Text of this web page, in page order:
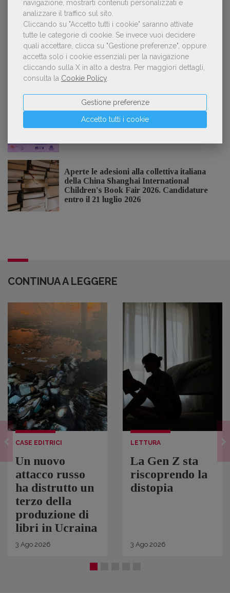
navigazione, mostrarti contenuti personalizzati e
analizzare il traffico sul sito.
Cliccando su "Accetto tutti i cookie" saranno attivate
tutte le categorie di cookie. Se invece vuoi decidere
quali accettare, clicca su "Gestione preferenze", oppure
accetta solo i cookie essenziali per la navigazione
cliccando sulla X in alto a destra. Per maggiori dettagli,
consulta la Cookie Policy
Accetto tutti i cookie
Gestione preferenze
«La voce umana? Ha un valore aggiunto
impareggiabile». Simona Musmeci, product
manager ebook e audiolibri
Il Premio Inge Feltrinelli apre le
candidature per la quinta edizione,
Aperte le adesioni alla collettiva italiana
della China Shanghai International
Children's Book Fair 2026. Candidature
entro il 21 luglio 2026
CONTINUA A LEGGERE
CASE EDITRICI
Un nuovo
attacco russo
ha distrutto un
terzo della
produzione di
libri in Ucraina
3 Ago 2026
LETTURA
La Gen Z sta
riscoprendo la
distopia
3 Ago 2026